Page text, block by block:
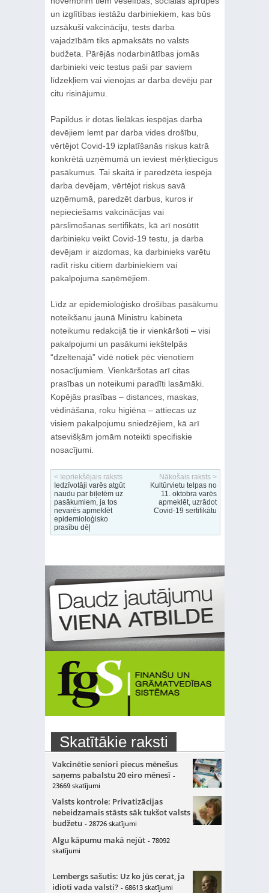
un izglītības iestāžu darbiniekiem, kas būs
uzsākuši vakcināciju, tests darba
vajadzībām tiks apmaksāts no valsts
budžeta. Pārējās nodarbinātības jomās
darbinieki veic testus paši par saviem
līdzekļiem vai vienojas ar darba devēju par
citu risinājumu.
Papildus ir dotas lielākas iespējas darba
devējiem lemt par darba vides drošību,
vērtējot Covid-19 izplatīšanās riskus katrā
konkrētā uzņēmumā un ieviest mērķtiecīgus
pasākumus. Tai skaitā ir paredzēta iespēja
darba devējam, vērtējot riskus savā
uzņēmumā, paredzēt darbus, kuros ir
nepieciešams vakcinācijas vai
pārslimošanas sertifikāts, kā arī nosūtīt
darbinieku veikt Covid-19 testu, ja darba
devējam ir aizdomas, ka darbinieks varētu
radīt risku citiem darbiniekiem vai
pakalpojuma saņēmējiem.
Līdz ar epidemioloģisko drošības pasākumu
noteikšanu jaunā Ministru kabineta
noteikumu redakcijā tie ir vienkāršoti – visi
pakalpojumi un pasākumi iekštelpās
“dzeltenajā” vidē notiek pēc vienotiem
nosacījumiem. Vienkāršotas arī citas
prasības un noteikumi paradīti lasāmāki.
Kopējās prasības – distances, maskas,
vēdināšana, roku higiēna – attiecas uz
visiem pakalpojumu sniedzējiem, kā arī
atsevišķām jomām noteikti specifiskie
nosacījumi.
< Iepriekšējais raksts
Iedzīvotāji varēs atgūt
naudu par biļetēm uz
pasākumiem, ja tos
nevarēs apmeklēt
epidemioloģisko
prasību dēļ
Nākošais raksts >
Kultūrvietu telpas no
11. oktobra varēs
apmeklēt, uzrādot
Covid-19 sertifikātu
Skatītākie raksti
Vakcinētie seniori piecus mēnešus
saņems pabalstu 20 eiro mēnesī -
23669 skatījumi
Valsts kontrole: Privatizācijas
nebeidzamais stāsts sāk tukšot valsts
budžetu - 28726 skatījumi
Algu kāpumu makā nejūt - 78092
skatījumi
Lembergs sašutis: Uz ko jūs cerat, ja
idioti vada valsti? - 68613 skatījumi